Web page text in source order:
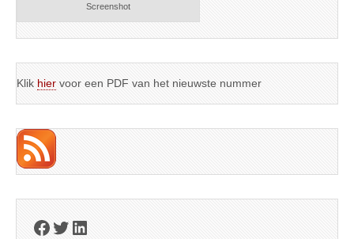
Screenshot
Klik hier voor een PDF van het nieuwste nummer
Facebook
Twitter
LinkedIn